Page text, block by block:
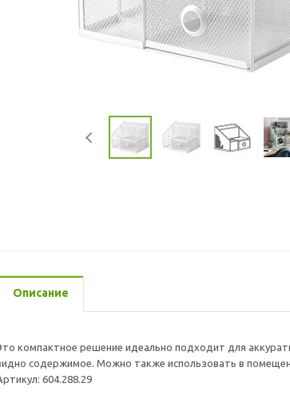
Описание
компактное решение идеально подходит для
содержимое. Можно также использовать в
604.288.29